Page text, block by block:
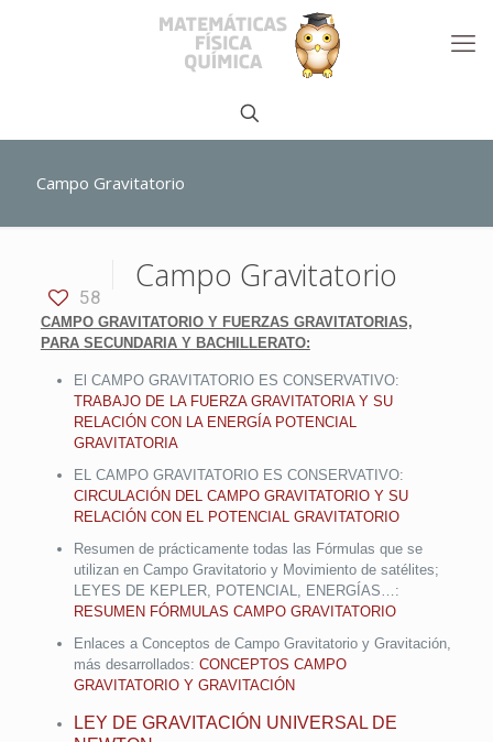
Campo Gravitatorio
58
Campo Gravitatorio
CAMPO GRAVITATORIO Y FUERZAS GRAVITATORIAS,
PARA SECUNDARIA Y BACHILLERATO:
El CAMPO GRAVITATORIO ES CONSERVATIVO:
TRABAJO DE LA FUERZA GRAVITATORIA Y SU
RELACIÓN CON LA ENERGÍA POTENCIAL
GRAVITATORIA
EL CAMPO GRAVITATORIO ES CONSERVATIVO:
CIRCULACIÓN DEL CAMPO GRAVITATORIO Y SU
RELACIÓN CON EL POTENCIAL GRAVITATORIO
Resumen de prácticamente todas las Fórmulas que se
utilizan en Campo Gravitatorio y Movimiento de satélites;
LEYES DE KEPLER, POTENCIAL, ENERGÍAS…:
RESUMEN FÓRMULAS CAMPO GRAVITATORIO
Enlaces a Conceptos de Campo Gravitatorio y Gravitación,
más desarrollados: CONCEPTOS CAMPO
GRAVITATORIO Y GRAVITACIÓN
LEY DE GRAVITACIÓN UNIVERSAL DE